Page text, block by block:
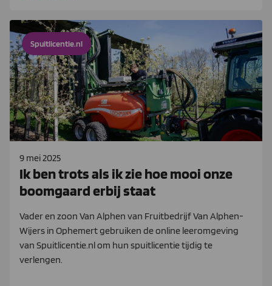
Spuitlicentie.nl
9 mei 2025
Ik ben trots als ik zie hoe mooi onze
boomgaard erbij staat
Vader en zoon Van Alphen van Fruitbedrijf Van Alphen-
Wijers in Ophemert gebruiken de online leeromgeving
van Spuitlicentie.nl om hun spuitlicentie tijdig te
verlengen.